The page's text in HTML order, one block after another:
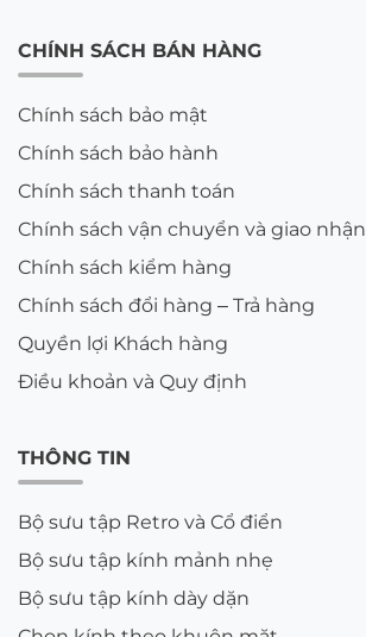
CHÍNH SÁCH BÁN HÀNG
Chính sách bảo mật
Chính sách bảo hành
Chính sách thanh toán
Chính sách vận chuyển và giao nhận
Chính sách kiểm hàng
Chính sách đổi hàng – Trả hàng
Quyền lợi Khách hàng
Điều khoản và Quy định
THÔNG TIN
Bộ sưu tập Retro và Cổ điển
Bộ sưu tập kính mảnh nhẹ
Bộ sưu tập kính dày dặn